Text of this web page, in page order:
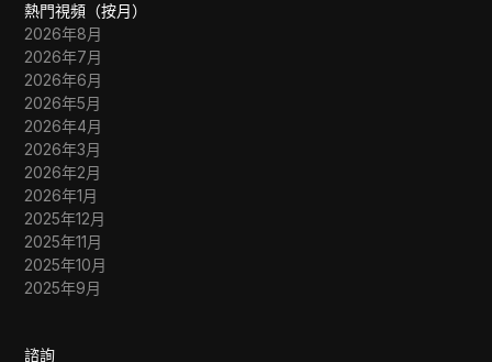
熱門視頻（按月）
2026年8月
2026年7月
2026年6月
2026年5月
2026年4月
2026年3月
2026年2月
2026年1月
2025年12月
2025年11月
2025年10月
2025年9月
諮詢